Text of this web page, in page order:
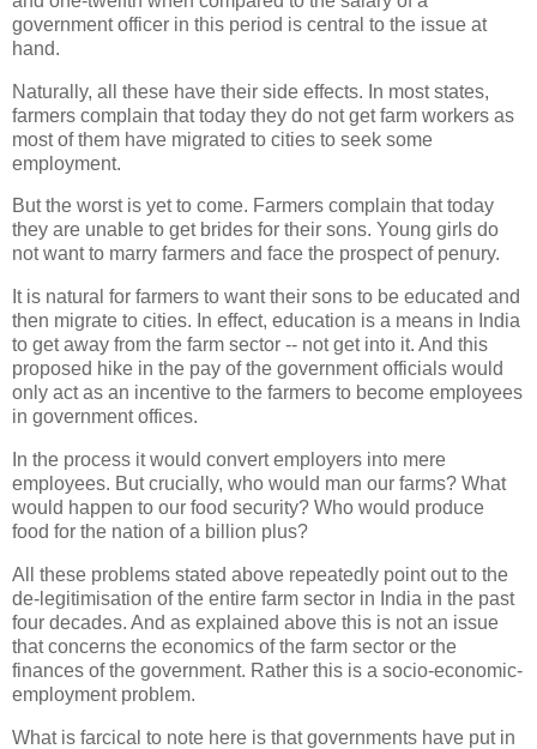
government officer in this period is central to the issue at
hand.
Naturally, all these have their side effects. In most states,
farmers complain that today they do not get farm workers as
most of them have migrated to cities to seek some
employment.
But the worst is yet to come. Farmers complain that today
they are unable to get brides for their sons. Young girls do
not want to marry farmers and face the prospect of penury.
It is natural for farmers to want their sons to be educated and
then migrate to cities. In effect, education is a means in India
to get away from the farm sector -- not get into it. And this
proposed hike in the pay of the government officials would
only act as an incentive to the farmers to become employees
in government offices.
In the process it would convert employers into mere
employees. But crucially, who would man our farms? What
would happen to our food security? Who would produce
food for the nation of a billion plus?
All these problems stated above repeatedly point out to the
de-legitimisation of the entire farm sector in India in the past
four decades. And as explained above this is not an issue
that concerns the economics of the farm sector or the
finances of the government. Rather this is a socio-economic-
employment problem.
What is farcical to note here is that governments have put in